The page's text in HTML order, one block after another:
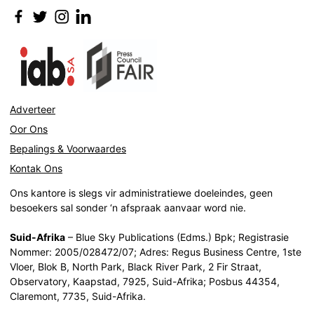
Adverteer
Oor Ons
Bepalings & Voorwaardes
Kontak Ons
Ons kantore is slegs vir administratiewe doeleindes, geen
besoekers sal sonder ‘n afspraak aanvaar word nie.
Suid-Afrika – Blue Sky Publications (Edms.) Bpk; Registrasie
Nommer: 2005/028472/07; Adres: Regus Business Centre, 1ste
Vloer, Blok B, North Park, Black River Park, 2 Fir Straat,
Observatory, Kaapstad, 7925, Suid-Afrika; Posbus 44354,
Claremont, 7735, Suid-Afrika.